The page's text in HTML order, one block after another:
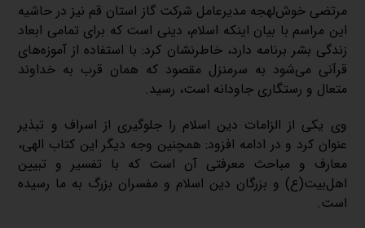
مرتضی خوش‌لهجه مدیرعامل شرکت گاز استان قم نیز در حاشیه
این مراسم با بیان اینکه اسلام، دینی است که برای تمامی ابعاد
زندگی بشر برنامه دارد، خاطرنشان کرد: با استفاده از آموزه‌های
قرآنی می‌شود به سرمنزل مقصود که همان قرب به خداوند
متعال و رستگاری جاودانه است، رسید.
وی یکی از الزامات دین اسلام را جلوگیری از اسراف و تبذیر
عنوان کرد و در ادامه افزود: همچنین وجه دیگر این کتاب الهی،
معارف و مباحث معرفتی آن است که با تفسیر و تبیین
اهل‌بیت(ع) و بزرگان دین اسلام و مفسران بزرگ به ما رسیده
است.